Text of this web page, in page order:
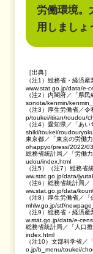
労働環境。
用しましょ
［出典］
（注1）総務省・経済
www.stat.go.jp/data/e-
（注2）内閣府／「県
sonota/kenmin/
（注3）厚生労働省／
p/toukei/itiran/roudou/
（注4）愛知県／「あ
shiki/toukei/
東京都／「東京の労働
ohappyo/press/2022/
総務省統計局／「労働
udou/index.html
（注5）（注7）総務省
ww.stat.go.jp/data/
（注6）総務省統計局
ww.stat.go.jp/data/
（注8）厚生労働省／
mhlw.go.jp/stf/
（注9）総務省・経済
w.stat.go.jp/data/e-
総務省統計局／「人口
index.html
（注10）文部科学省／
o.jp/b_menu/toukei/